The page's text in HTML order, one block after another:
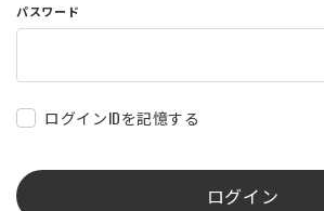
プライバシーポリシー
パスワード
ログインIDを記憶する
ログイン